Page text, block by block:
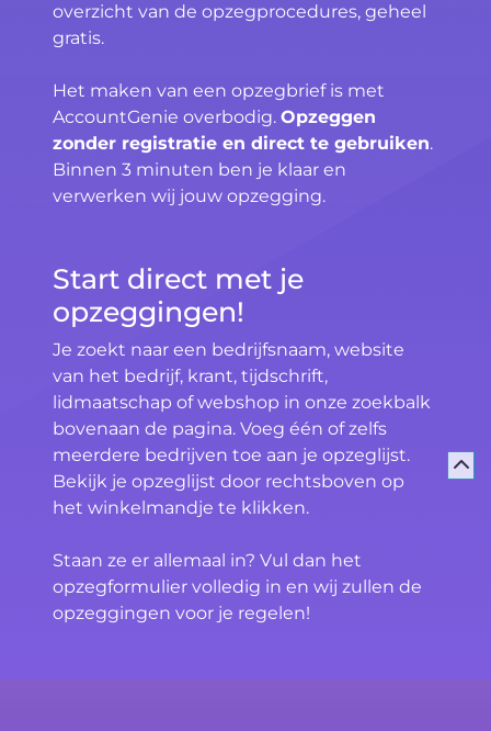
overzicht van de opzegprocedures, geheel
gratis.
Het maken van een opzegbrief is met
AccountGenie overbodig. Opzeggen
zonder registratie en direct te gebruiken.
Binnen 3 minuten ben je klaar en
verwerken wij jouw opzegging.
Start direct met je
opzeggingen!
Je zoekt naar een bedrijfsnaam, website
van het bedrijf, krant, tijdschrift,
lidmaatschap of webshop in onze zoekbalk
bovenaan de pagina. Voeg één of zelfs
meerdere bedrijven toe aan je opzeglijst.
Bekijk je opzeglijst door rechtsboven op
het winkelmandje te klikken.
Staan ze er allemaal in? Vul dan het
opzegformulier volledig in en wij zullen de
opzeggingen voor je regelen!